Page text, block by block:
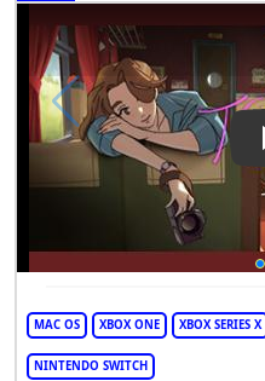
MAC OS XBOX ONE XBOX SERIES X
NINTENDO SWITCH